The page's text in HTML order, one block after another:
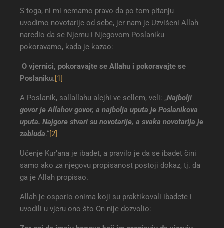
predaja
Pitanje vezano za poklanjanje sevapa od učenja
Kur’ana umrlima
S toga, ni mi nemamo pravo da po tom pitanju
uvodimo novotarije od sebe, jer nam je Uzvišeni Allah
naredio da se Njemu i Njegovom Poslaniku
pokoravamo, kada je kazao:
O vjernici, pokoravajte se Allahu i pokoravajte se
Poslaniku. [1]
A Poslanik, sallallahu alejhi ve sellem, veli: „Najbolji
govor je Allahov govor, a najbolja uputa je Poslanikova
uputa. Najgore stvari su novotarije, a svaka novotarija je
zabluda.“ [2]
Učenje Kur’ana je ibadet, a pravilo je da se ibadet čini
samo ako za njegovu propisanost postoji dokaz, tj. da
ga je Allah propisao.
Allah je osporio onima koji su praktikovali ibadete i
uvodili u vjeru ono što On nije dozvolio: